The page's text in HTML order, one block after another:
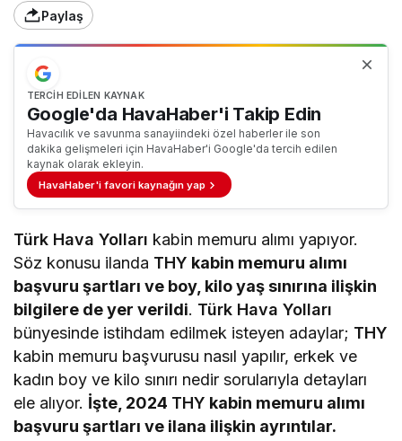
Paylaş
TERCIH EDILEN KAYNAK
Google'da HavaHaber'i Takip Edin
Havacılık ve savunma sanayiindeki özel haberler ile son
dakika gelişmeleri için HavaHaber'i Google'da tercih edilen
kaynak olarak ekleyin.
HavaHaber'i favori kaynağın yap
Türk Hava Yolları kabin memuru alımı yapıyor.
Söz konusu ilanda THY kabin memuru alımı
başvuru şartları ve boy, kilo yaş sınırına ilişkin
bilgilere de yer verildi. Türk Hava Yolları
bünyesinde istihdam edilmek isteyen adaylar; THY
kabin memuru başvurusu nasıl yapılır, erkek ve
kadın boy ve kilo sınırı nedir sorularıyla detayları
ele alıyor. İşte, 2024 THY kabin memuru alımı
başvuru şartları ve ilana ilişkin ayrıntılar.